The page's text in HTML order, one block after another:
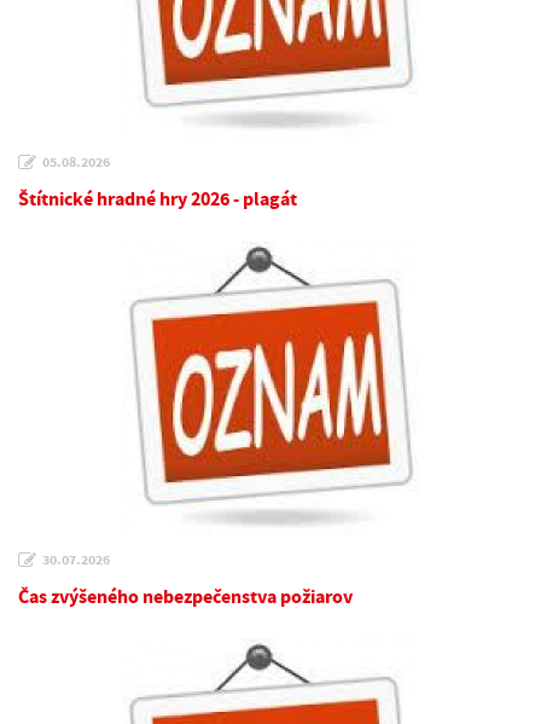
05.08.2026
Štítnické hradné hry 2026 - plagát
30.07.2026
Čas zvýšeného nebezpečenstva požiarov